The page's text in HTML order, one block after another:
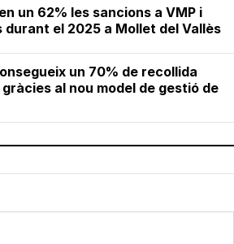
un 62% les sancions a VMP i
durant el 2025 a Mollet del Vallès
un 70% de recollida
al nou model de gestió de